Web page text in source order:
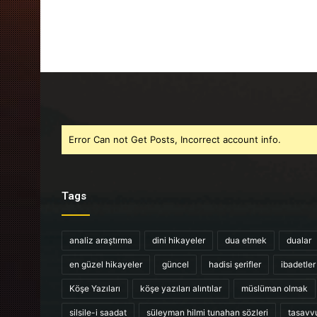
Error Can not Get Posts, Incorrect account info.
Tags
analiz araştırma dini hikayeler dua etmek dualar
en güzel hikayeler güncel hadisi şerifler ibadetler
Köşe Yazıları köşe yazıları alıntılar müslüman olmak
silsile-i saadat süleyman hilmi tunahan sözleri